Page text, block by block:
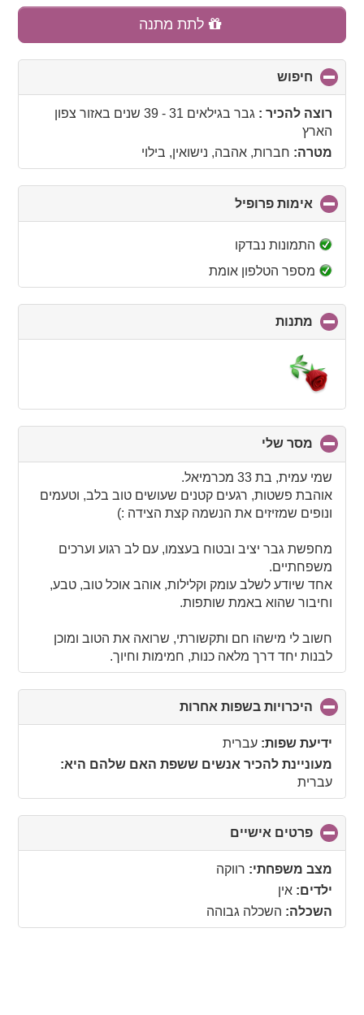
לתת מתנה
חיפוש
to
collapseרוצה להכיר : גבר בגילאים 31 - 39 שנים באזור צפון
הארץ
מטרה: חברות, אהבה, נישואין, בילוי
אימות פרופיל
to
התמונות נבדקו
מספר הטלפון אומת
מתנות
to
מסר שלי
to
collapse
contents
שמי עמית, בת 33 מכרמיאל.
אוהבת פשטות, רגעים קטנים שעושים טוב בלב, וטעמים
ונופים שמזיזים את הנשמה קצת הצידה :)
מחפשת גבר יציב ובטוח בעצמו, עם לב רגוע וערכים
משפחתיים.
אחד שיודע לשלב עומק וקלילות, אוהב אוכל טוב, טבע,
וחיבור שהוא באמת שותפות.
חשוב לי מישהו חם ותקשורתי, שרואה את הטוב ומוכן
לבנות יחד דרך מלאה כנות, חמימות וחיוך.
היכרויות בשפות אחרות
to
ידיעת שפות: עברית
מעוניינת להכיר אנשים ששפת האם שלהם היא:
עברית
פרטים אישיים
to
collapse
מצב משפחתי: רווקה
ילדים: אין
השכלה: השכלה גבוהה